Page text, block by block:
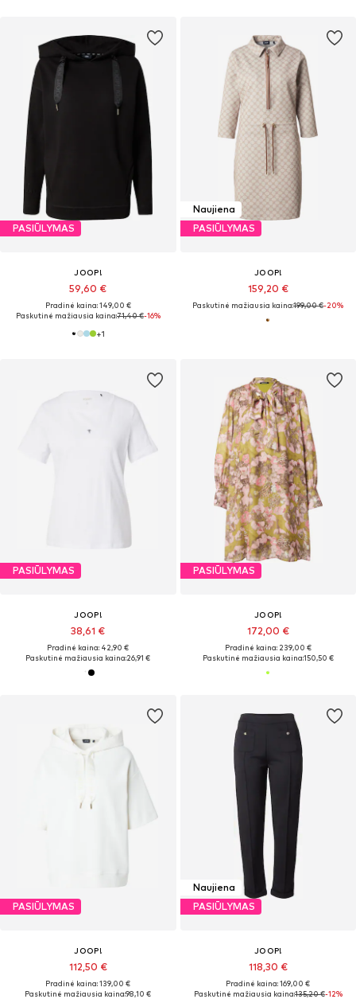
PASIŪLYMAS
JOOP!
59,60 €
Pradinė kaina: 149,00 €
Paskutinė mažiausia kaina:71,40 €-16%
+1
Naujiena
PASIŪLYMAS
JOOP!
159,20 €
Paskutinė mažiausia kaina:199,00 €-20%
PASIŪLYMAS
JOOP!
38,61 €
Pradinė kaina: 42,90 €
Paskutinė mažiausia kaina:26,91 €
PASIŪLYMAS
JOOP!
172,00 €
Pradinė kaina: 239,00 €
Paskutinė mažiausia kaina:150,50 €
PASIŪLYMAS
JOOP!
112,50 €
Pradinė kaina: 139,00 €
Paskutinė mažiausia kaina:98,10 €
Naujiena
PASIŪLYMAS
JOOP!
118,30 €
Pradinė kaina: 169,00 €
Paskutinė mažiausia kaina:135,20 €-12%